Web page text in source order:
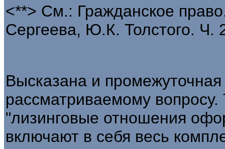
<**> См.: Гражданское
Сергеева, Ю.К. Толстого. Ч.
Высказана и промежуточная
рассматриваемому вопросу.
"лизинговые отношения
включают в себя весь